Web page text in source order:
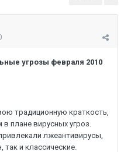
угрозы февраля 2010
традиционную краткость,
плане вирусных угроз.
лжеантивирусы,
и классические.